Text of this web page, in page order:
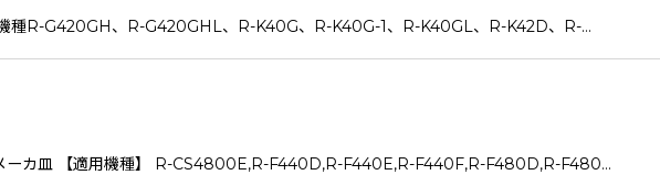
R-G420GH、R-G420GHL、R-K40G、R-K40G-1、R-K40GL、R-K42D、R-…
カ皿 【適用機種】 R-CS4800E,R-F440D,R-F440E,R-F440F,R-F480D,R-F480…